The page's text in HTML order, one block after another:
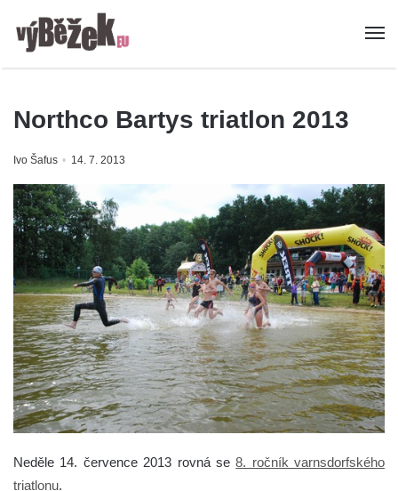
Northco Bartys triatlon 2013
Ivo Šafus 14. 7. 2013
Neděle 14. července 2013 rovná se8. ročník varnsdorfského
triatlonu.